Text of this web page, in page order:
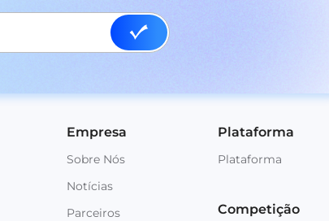
Empresa
Sobre Nós
Notícias
Parceiros
Plataforma
Plataforma
Competição